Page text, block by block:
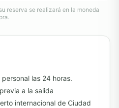
reserva se realizará en la moneda
las 24 horas.
a la salida
internacional de Ciudad